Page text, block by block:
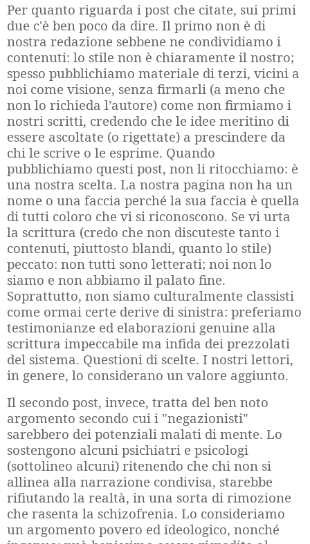
Per quanto riguarda i post che citate, sui primi
due c'è ben poco da dire. Il primo non è di
nostra redazione sebbene ne condividiamo i
contenuti: lo stile non è chiaramente il nostro;
spesso pubblichiamo materiale di terzi, vicini a
noi come visione, senza firmarli (a meno che
non lo richieda l’autore) come non firmiamo i
nostri scritti, credendo che le idee meritino di
essere ascoltate (o rigettate) a prescindere da
chi le scrive o le esprime. Quando
pubblichiamo questi post, non li ritocchiamo: è
una nostra scelta. La nostra pagina non ha un
nome o una faccia perché la sua faccia è quella
di tutti coloro che vi si riconoscono. Se vi urta
la scrittura (credo che non discuteste tanto i
contenuti, piuttosto blandi, quanto lo stile)
peccato: non tutti sono letterati; noi non lo
siamo e non abbiamo il palato fine.
Soprattutto, non siamo culturalmente classisti
come ormai certe derive di sinistra: preferiamo
testimonianze ed elaborazioni genuine alla
scrittura impeccabile ma infida dei prezzolati
del sistema. Questioni di scelte. I nostri lettori,
in genere, lo considerano un valore aggiunto.
Il secondo post, invece, tratta del ben noto
argomento secondo cui i "negazionisti"
sarebbero dei potenziali malati di mente. Lo
sostengono alcuni psichiatri e psicologi
(sottolineo alcuni) ritenendo che chi non si
allinea alla narrazione condivisa, starebbe
rifiutando la realtà, in una sorta di rimozione
che rasenta la schizofrenia. Lo consideriamo
un argomento povero ed ideologico, nonché